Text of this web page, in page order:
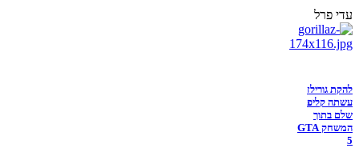
עדי פרל
להקת גורילז
עשתה קליפ
שלם בתוך
המשחק GTA
5